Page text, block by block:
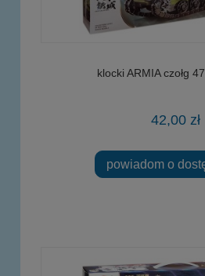
klocki ARMIA czołg
42,00 zł
powiadom o